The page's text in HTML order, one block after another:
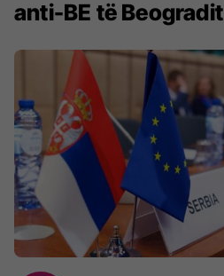
anti-BE të Beogradit